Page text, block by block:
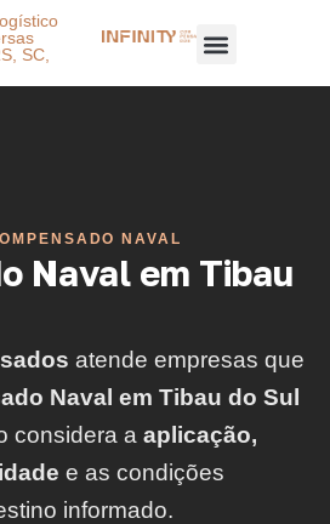
SC,
NAVAL
Naval em Tibau
atende empresas que
Naval em Tibau do Sul
considera a aplicação,
e as condições
informado.